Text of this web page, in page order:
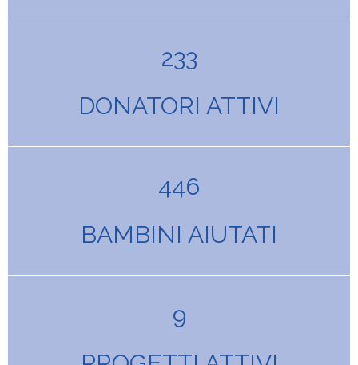
233
DONATORI ATTIVI
446
BAMBINI AIUTATI
9